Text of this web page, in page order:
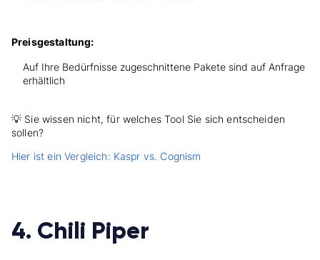
Preisgestaltung:
Auf Ihre Bedürfnisse zugeschnittene Pakete sind auf Anfrage
erhältlich
💡 Sie wissen nicht, für welches Tool Sie sich entscheiden
sollen?
Hier ist ein Vergleich: Kaspr vs. Cognism
4. Chili Piper